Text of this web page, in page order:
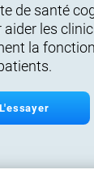
de santé
aider les
la
L'essayer